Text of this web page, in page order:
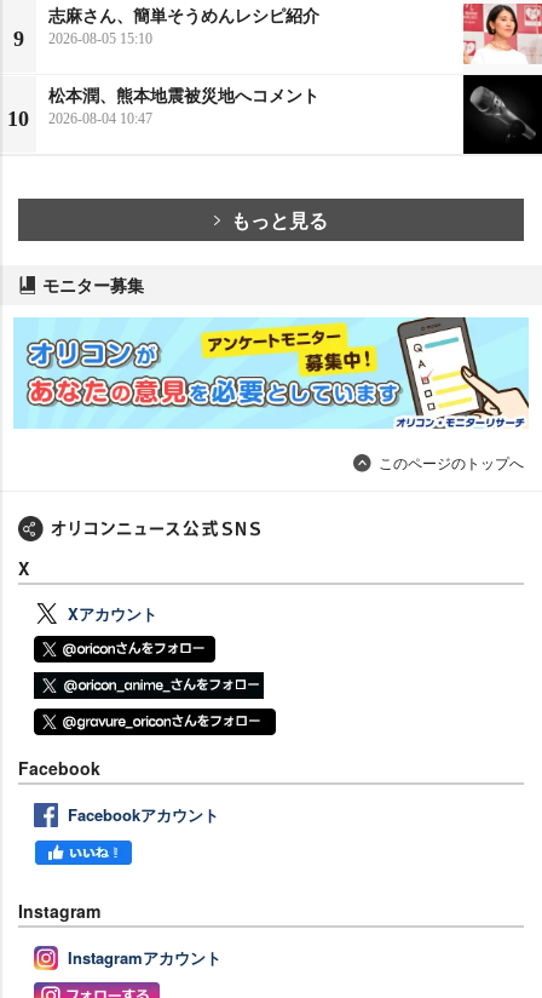
9
志麻さん、簡単そうめんレシピ紹介
2026-08-05 15:10
10
松本潤、熊本地震被災地へコメント
2026-08-04 10:47
もっと見る
モニター募集
このページのトップへ
X
Xアカウント
Facebook
Facebookアカウント
Instagram
Instagramアカウント